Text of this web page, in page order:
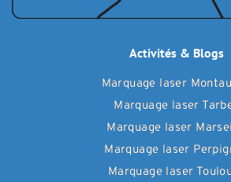
Activités & Blogs
Marquage laser
Marquage laser
Marquage laser
Marquage laser
Marquage laser